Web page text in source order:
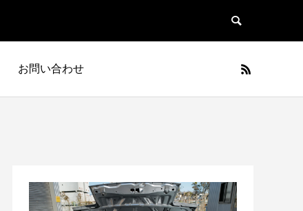
お問い合わせ